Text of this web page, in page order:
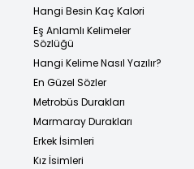
Hangi Besin Kaç Kalori
Eş Anlamlı Kelimeler
Sözlüğü
Hangi Kelime Nasıl Yazılır?
En Güzel Sözler
Metrobüs Durakları
Marmaray Durakları
Erkek İsimleri
Kız İsimleri